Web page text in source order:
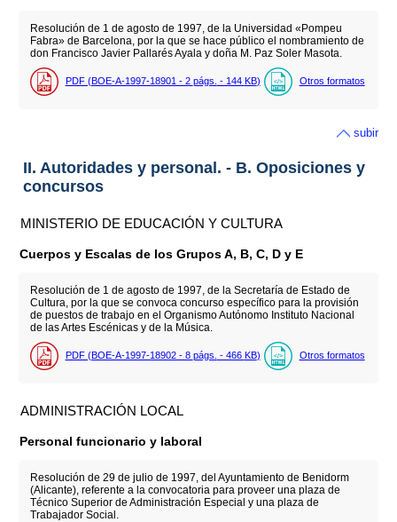
Resolución de 1 de agosto de 1997, de la Universidad «Pompeu
Fabra» de Barcelona, por la que se hace público el nombramiento de
don Francisco Javier Pallarés Ayala y doña M. Paz Soler Masota.
PDF (BOE-A-1997-18901 - 2 págs. - 144 KB) Otros formatos
subir
II. Autoridades y personal. - B. Oposiciones y
concursos
MINISTERIO DE EDUCACIÓN Y CULTURA
Cuerpos y Escalas de los Grupos A, B, C, D y E
Resolución de 1 de agosto de 1997, de la Secretaría de Estado de
Cultura, por la que se convoca concurso específico para la provisión
de puestos de trabajo en el Organismo Autónomo Instituto Nacional
de las Artes Escénicas y de la Música.
PDF (BOE-A-1997-18902 - 8 págs. - 466 KB) Otros formatos
ADMINISTRACIÓN LOCAL
Personal funcionario y laboral
Resolución de 29 de julio de 1997, del Ayuntamiento de Benidorm
(Alicante), referente a la convocatoria para proveer una plaza de
Técnico Superior de Administración Especial y una plaza de
Trabajador Social.